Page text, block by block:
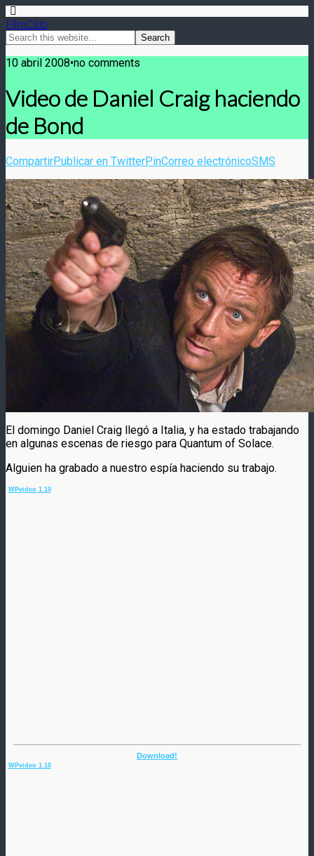
FilmClub
10 abril 2008•no comments
Video de Daniel Craig haciendo
de Bond
CompartirPublicar en TwitterPinCorreo electrónicoSMS
El domingo Daniel Craig llegó a Italia, y ha estado trabajando
en algunas escenas de riesgo para Quantum of Solace.
Alguien ha grabado a nuestro espía haciendo su trabajo.
WPvideo 1.10
Download!
WPvideo 1.10